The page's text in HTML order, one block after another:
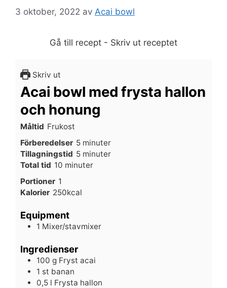
3 oktober, 2022 av Acai bowl
Gå till recept - Skriv ut receptet
Skriv ut
Acai bowl med frysta hallon
och honung
Måltid Frukost
Förberedelser 5minuter
minuter
Tillagningstid 5minuter
minuter
Total tid 10 minuter
minuter
Portioner 1
Kalorier 250kcal
Equipment
1 Mixer/stavmixer
Ingredienser
100 g Fryst acai
1 st banan
0,5 l Frysta hallon